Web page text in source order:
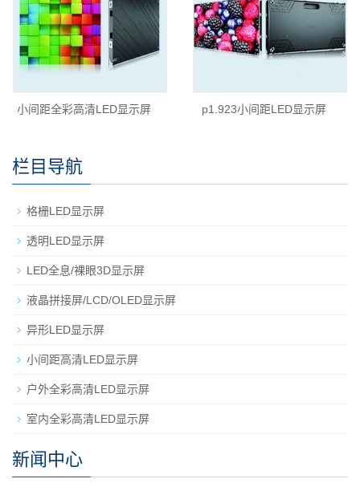
小间距全彩高清LED显示屏 p1.923小间距LED显示屏
栏目导航
格栅LED显示屏
透明LED显示屏
LED全息/裸眼3D显示屏
液晶拼接屏/LCD/OLED显示屏
异形LED显示屏
小间距高清LED显示屏
户外全彩高清LED显示屏
室内全彩高清LED显示屏
新闻中心